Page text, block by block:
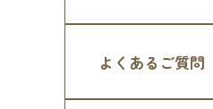
よくあるご質問